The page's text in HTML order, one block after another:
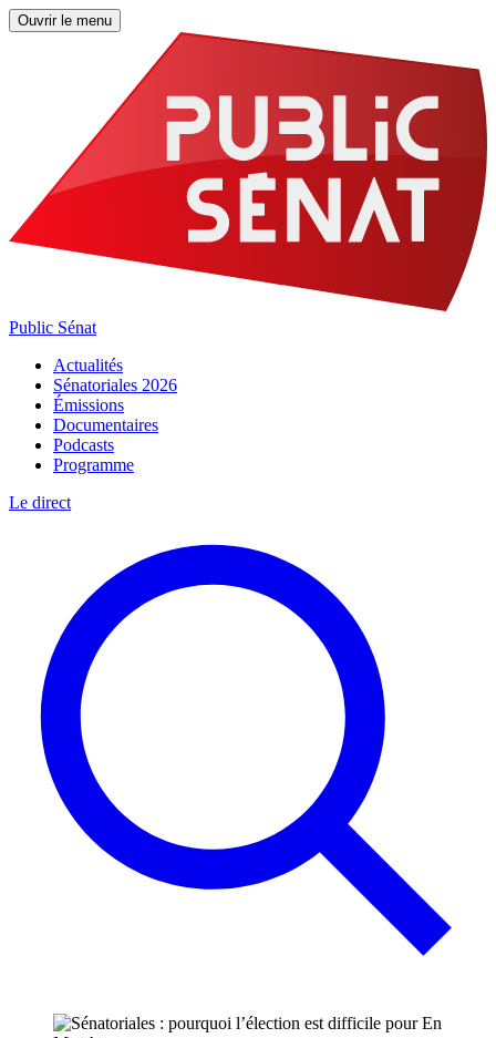
Ouvrir le menu
Public Sénat
Actualités
Sénatoriales 2026
Émissions
Documentaires
Podcasts
Programme
Le direct